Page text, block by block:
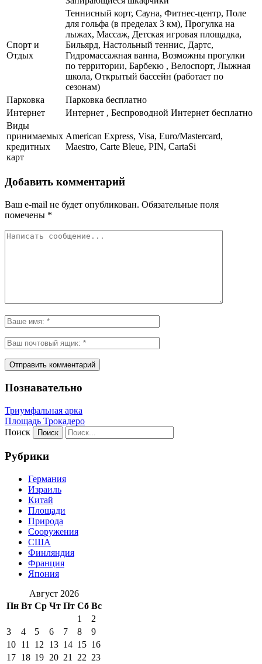
Спорт и
Отдых
Теннисный корт, Сауна, Фитнес-центр, Поле
для гольфа (в пределах 3 км), Прогулка на
лыжах, Массаж, Детская игровая площадка,
Бильярд, Настольный теннис, Дартс,
Гидромассажная ванна, Возможны прогулки
по территории, Барбекю , Велоспорт, Лыжная
школа, Открытый бассейн (работает по
сезонам)
Парковка
Парковка бесплатно
Интернет
Интернет , Беспроводной Интернет бесплатно
Виды
принимаемых
кредитных
карт
American Express, Visa, Euro/Mastercard,
Maestro, Carte Bleue, PIN, CartaSi
Добавить комментарий
Ваш e-mail не будет опубликован. Обязательные поля
помечены *
Познавательно
Триумфальная арка
Площадь Трокадеро
Поиск
Рубрики
Германия
Израиль
Китай
Площади
Природа
Сооружения
США
Финляндия
Франция
Япония
Август 2026
Пн Вт Ср Чт Пт Сб Вс
1
2
3
4 5 6 7 8
9
10 11 12 13 14 15 16
17 18 19 20 21 22 23